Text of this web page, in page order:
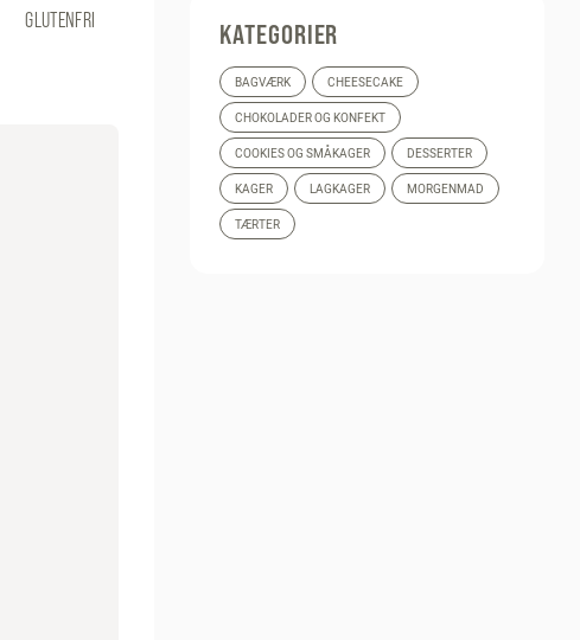
GLUTENFRI KATEGORIER
BAGVÆRK CHEESECAKE
CHOKOLADER OG KONFEKT
COOKIES OG SMÅKAGER DESSERTER
KAGER LAGKAGER MORGENMAD
TÆRTER